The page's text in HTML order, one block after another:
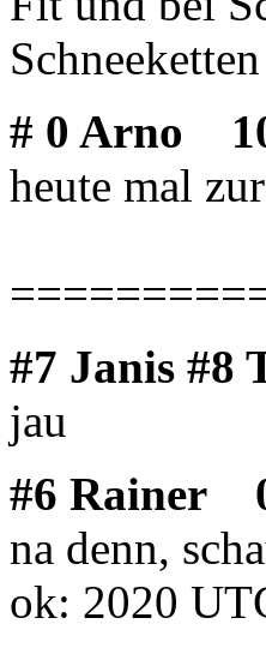
# 0 Arno
heute mal
#7 Janis #8
jau
#6 Rainer
na denn,
ok: 2020